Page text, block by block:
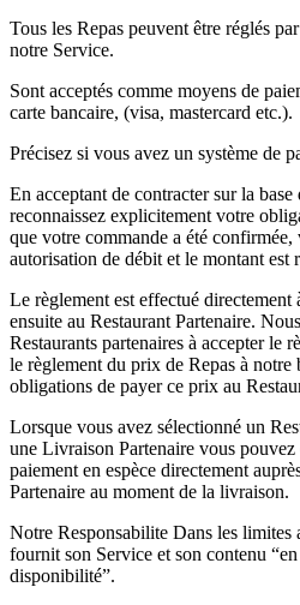
Tous les Repas peuvent être réglés
notre Service.
Sont acceptés comme moyens de
carte bancaire, (visa, mastercard etc.).
Précisez si vous avez un système de
En acceptant de contracter sur la
reconnaissez explicitement votre
que votre commande a été
autorisation de débit et le montant est
Le règlement est effectué
ensuite au Restaurant Partenaire.
Restaurants partenaires à accepter le
le règlement du prix de Repas à notre
obligations de payer ce prix au
Lorsque vous avez sélectionné un
une Livraison Partenaire vous
paiement en espèce directement
Partenaire au moment de la livraison.
Notre Responsabilite Dans les
fournit son Service et son contenu
disponibilité”.